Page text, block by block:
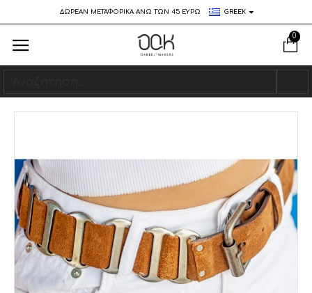
ΔΩΡΕΑΝ ΜΕΤΑΦΟΡΙΚΑ ΑΝΩ ΤΩΝ 45 ΕΥΡΩ GREEK
0